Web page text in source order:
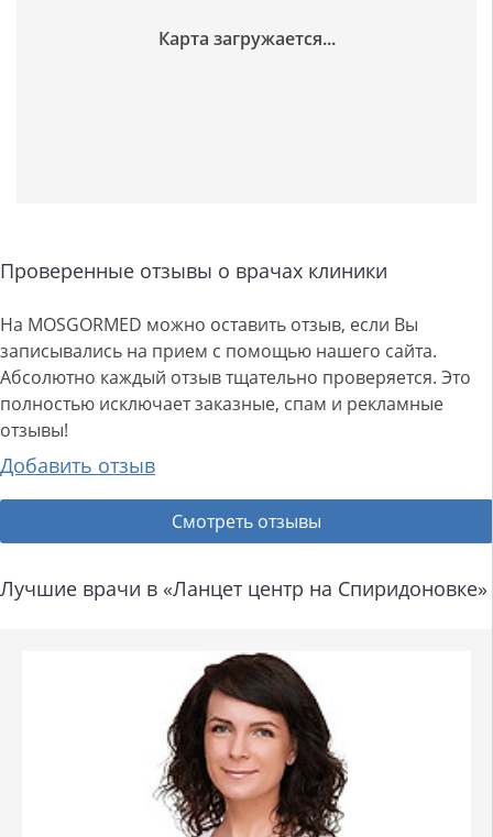
Проверенные отзывы о врачах клиники
На MOSGORMED можно оставить отзыв, если Вы
записывались на прием с помощью нашего сайта.
Абсолютно каждый отзыв тщательно проверяется. Это
полностью исключает заказные, спам и рекламные
отзывы!
Добавить отзыв
Смотреть отзывы
Лучшие врачи в «Ланцет центр на Спиридоновке»